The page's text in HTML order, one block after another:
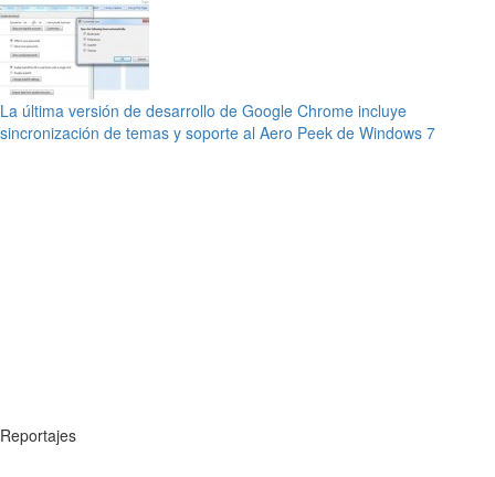
La última versión de desarrollo de Google Chrome incluye
sincronización de temas y soporte al Aero Peek de Windows 7
Reportajes